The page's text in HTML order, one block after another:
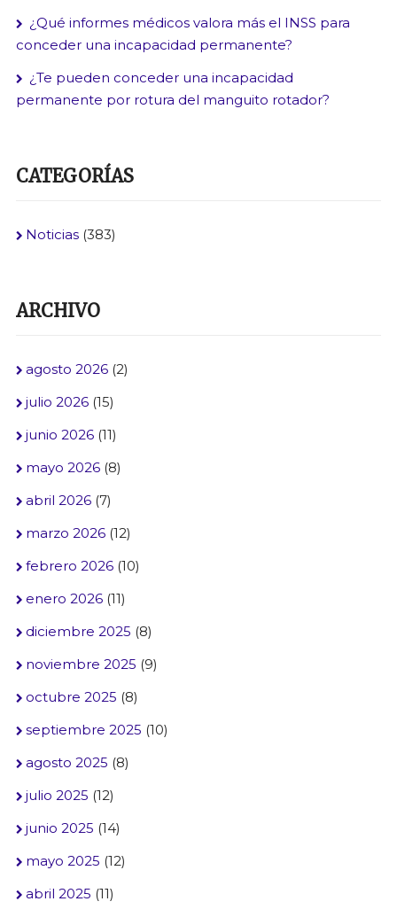
¿Qué informes médicos valora más el INSS para
conceder una incapacidad permanente?
¿Te pueden conceder una incapacidad
permanente por rotura del manguito rotador?
CATEGORÍAS
Noticias(383)
ARCHIVO
agosto 2026(2)
julio 2026(15)
junio 2026(11)
mayo 2026(8)
abril 2026(7)
marzo 2026(12)
febrero 2026(10)
enero 2026(11)
diciembre 2025 (8)
noviembre 2025 (9)
octubre 2025 (8)
septiembre 2025 (10)
agosto 2025 (8)
julio 2025 (12)
junio 2025 (14)
mayo 2025 (12)
abril 2025 (11)